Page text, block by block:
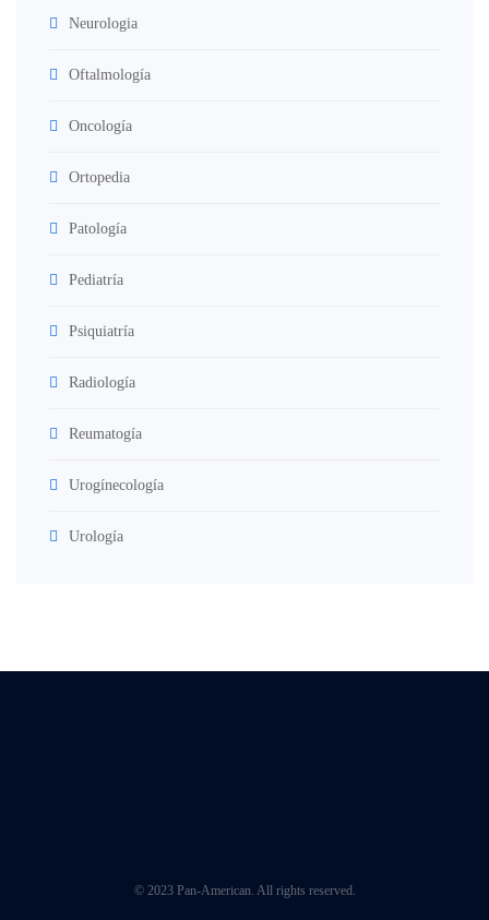
Neurologia
Oftalmología
Oncología
Ortopedia
Patología
Pediatría
Psiquiatría
Radiología
Reumatogía
Urogínecología
Urología
© 2023 Pan-American. All rights reserved.